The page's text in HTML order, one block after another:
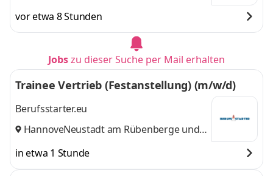
vor etwa 8 Stunden
Jobszu dieser Suche per Mail erhalten
Trainee Vertrieb (Festanstellung) (m/w/d)
Berufsstarter.eu
Hannover,
Neustadt am Rübenbergeund 9
in etwa 1 Stunde